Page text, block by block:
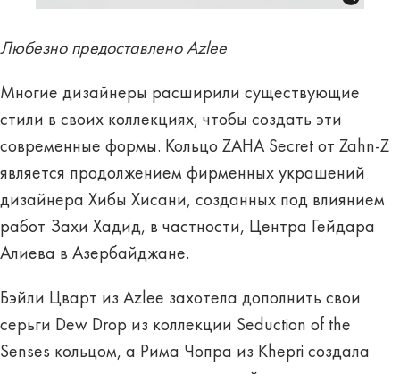
Любезно предоставлено Azlee
Многие дизайнеры расширили существующие
стили в своих коллекциях, чтобы создать эти
современные формы. Кольцо ZAHA Secret от Zahn‑Z
является продолжением фирменных украшений
дизайнера Хибы Хисани, созданных под влиянием
работ Захи Хадид, в частности, Центра Гейдара
Алиева в Азербайджане.
Бэйли Цварт из Azlee захотела дополнить свои
серьги Dew Drop из коллекции Seduction of the
Senses кольцом, а Рима Чопра из Khepri создала